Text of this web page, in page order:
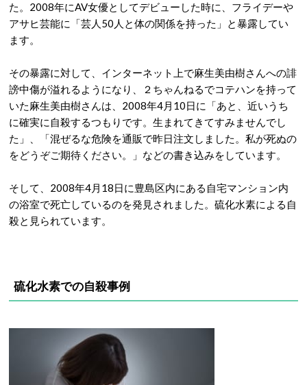
た。2008年にAV女優としてデビューした時に、フライデーや
アサヒ芸能に「芸人50人と体の関係を持った」と暴露してい
ます。
その暴露に対して、インターネット上で麻生美由樹さんへの誹
謗中傷が溢れるようになり、２ちゃんねるでコテハンを持って
いた麻生美由樹さんは、2008年4月10日に「あと、近いうち
に確実に自殺するつもりです。生まれてきてすみませんでし
た」、「混ぜるな危険を通販で昨日注文しました。私が死ぬの
をどうぞご期待ください。」などの書き込みをしています。
そして、2008年4月18日に豊島区内にある自宅マンション内
の浴室で死亡しているのを発見されました。硫化水素による自
殺と見られています。
硫化水素での自殺事例